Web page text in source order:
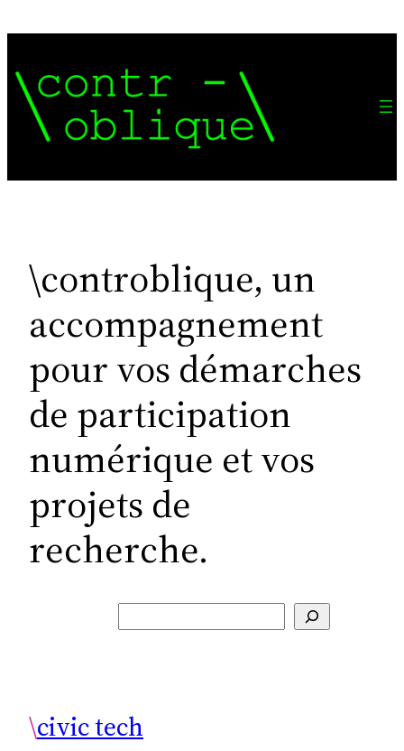
\controblique, un
accompagnement
pour vos démarches
de participation
numérique et vos
projets de
recherche.
e
r
\civic tech